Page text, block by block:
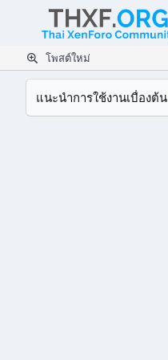
โพสต์ใหม่
แนะนำการใช้งานเบื่องต้น